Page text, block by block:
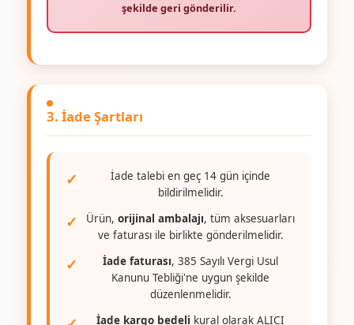
şekilde geri gönderilir.
3. İade Şartları
İade talebi en geç 14 gün içinde
bildirilmelidir.
Ürün, orijinal ambalajı, tüm aksesuarları
ve faturası ile birlikte gönderilmelidir.
İade faturası, 385 Sayılı Vergi Usul
Kanunu Tebliği'ne uygun şekilde
düzenlenmelidir.
İade kargo bedeli kural olarak ALICI